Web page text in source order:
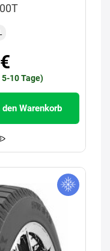
10 Tage)
den Warenkorb